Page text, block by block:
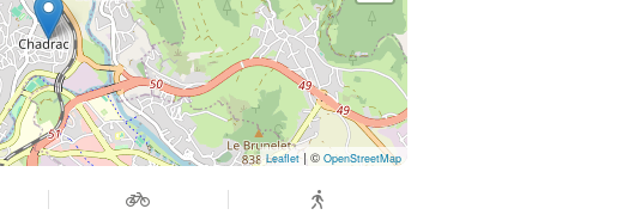
Leaflet| © OpenStreetMap